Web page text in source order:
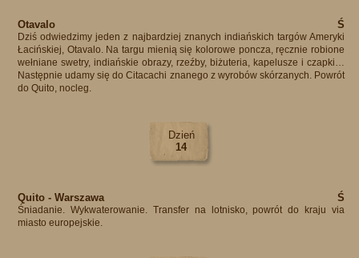
Otavalo Ś
Dziś odwiedzimy jeden z najbardziej znanych indiańskich targów Ameryki
Łacińskiej, Otavalo. Na targu mienią się kolorowe poncza, ręcznie robione
wełniane swetry, indiańskie obrazy, rzeźby, biżuteria, kapelusze i czapki…
Następnie udamy się do Citacachi znanego z wyrobów skórzanych. Powrót
do Quito, nocleg.
Dzień
14
Quito - Warszawa Ś
Śniadanie. Wykwaterowanie. Transfer na lotnisko, powrót do kraju via
miasto europejskie.